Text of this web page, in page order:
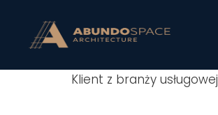
Klient z branży usługowej